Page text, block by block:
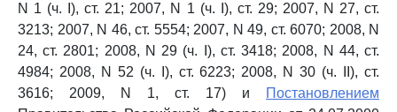
N 1 (ч. I), ст. 21; 2007, N 1 (ч. I), ст. 29; 2007, N 27, ст.
3213; 2007, N 46, ст. 5554; 2007, N 49, ст. 6070; 2008, N
24, ст. 2801; 2008, N 29 (ч. I), ст. 3418; 2008, N 44, ст.
4984; 2008, N 52 (ч. I), ст. 6223; 2008, N 30 (ч. II), ст.
3616; 2009, N 1, ст. 17) и
Постановлением